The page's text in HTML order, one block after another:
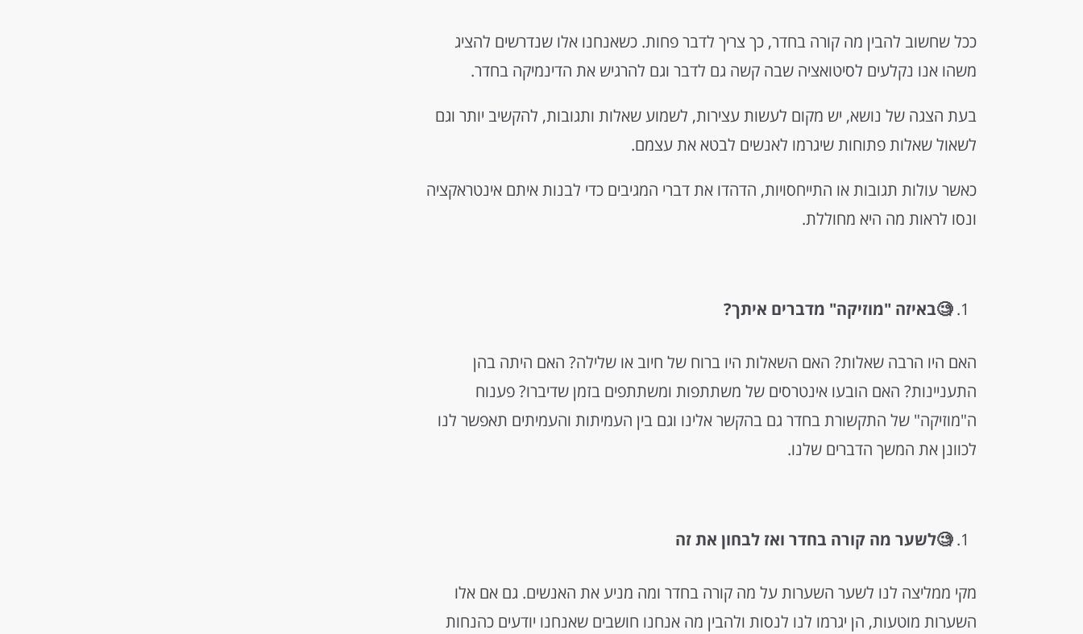
ככל שחשוב להבין מה קורה בחדר, כך צריך לדבר פחות. כשאנחנו אלו שנדרשים להציג
משהו אנו נקלעים לסיטואציה שבה קשה גם לדבר וגם להרגיש את הדינמיקה בחדר.
בעת הצגה של נושא, יש מקום לעשות עצירות, לשמוע שאלות ותגובות, להקשיב יותר וגם
לשאול שאלות פתוחות שיגרמו לאנשים לבטא את עצמם.
כאשר עולות תגובות או התייחסויות, הדהדו את דברי המגיבים כדי לבנות איתם אינטראקציה
ונסו לראות מה היא מחוללת.
🧐באיזה "מוזיקה" מדברים איתך?
האם היו הרבה שאלות? האם השאלות היו ברוח של חיוב או שלילה? האם היתה בהן
התעניינות? האם הובעו אינטרסים של משתתפות ומשתתפים בזמן שדיברו? פענוח
ה"מוזיקה" של התקשורת בחדר גם בהקשר אלינו וגם בין העמיתות והעמיתים תאפשר לנו
לכוונן את המשך הדברים שלנו.
🧐לשער מה קורה בחדר ואז לבחון את זה
מקי ממליצה לנו לשער השערות על מה קורה בחדר ומה מניע את האנשים. גם אם אלו
השערות מוטעות, הן יגרמו לנו לנסות ולהבין מה אנחנו חושבים שאנחנו יודעים כהנחות